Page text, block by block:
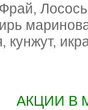
кунжут,
АКЦИИ В